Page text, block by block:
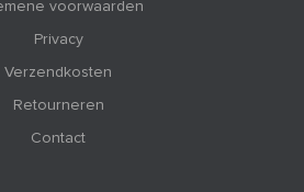
voorwaarden
Privacy
Verzendkosten
Retourneren
Contact